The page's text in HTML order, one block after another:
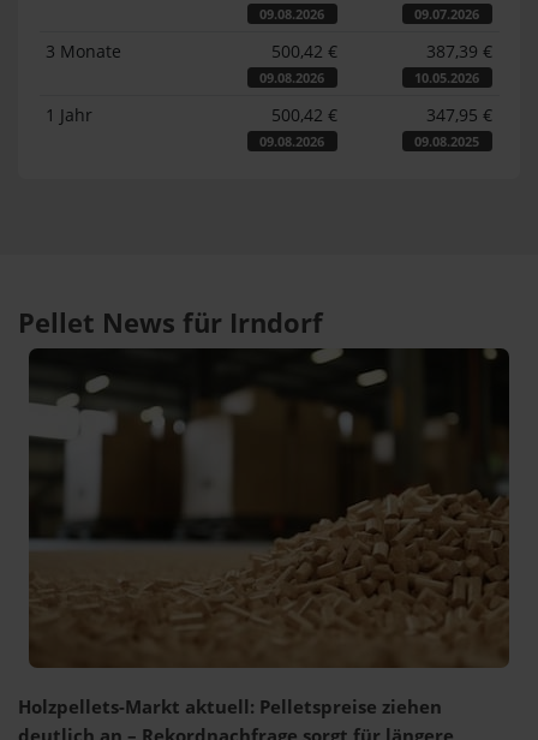
09.08.2026 09.07.2026
3 Monate 500,42 €
09.08.2026
387,39 €
10.05.2026
1 Jahr 500,42 €
09.08.2026
347,95 €
09.08.2025
Pellet News für Irndorf
Holzpellets-Markt aktuell: Pelletspreise ziehen